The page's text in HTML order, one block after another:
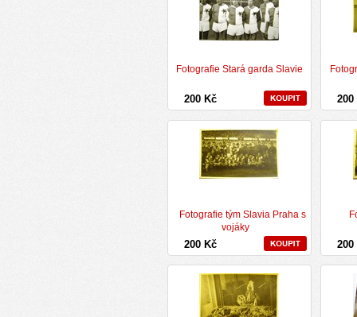
Fotografie Stará garda Slavie
200 Kč
Fotografie tým Slavia Praha s
vojáky
200 Kč